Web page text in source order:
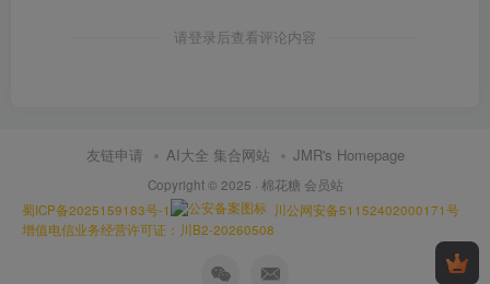
请登录后查看评论内容
友链申请 AI大全 集合网站 JMR's Homepage
Copyright © 2025 · 棉花糖 会员站
蜀ICP备2025159183号-1
川公网安备51152402000171号
增值电信业务经营许可证：川B2-20260508